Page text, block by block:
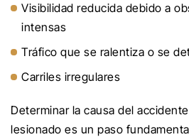
Visibilidad reducida debido a
intensas
Tráfico que se ralentiza o se
Carriles irregulares
Determinar la causa del
lesionado es un paso